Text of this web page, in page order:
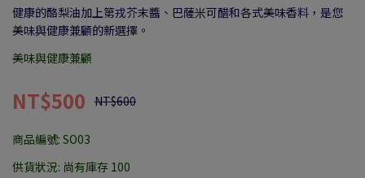
健康的酪梨油加上第戎芥末醬、巴薩米可醋和各式美味香料，是您
美味與健康兼顧的新選擇。
美味與健康兼顧
NT$500 NT$600
商品編號: SO03
供貨狀況: 尚有庫存 100